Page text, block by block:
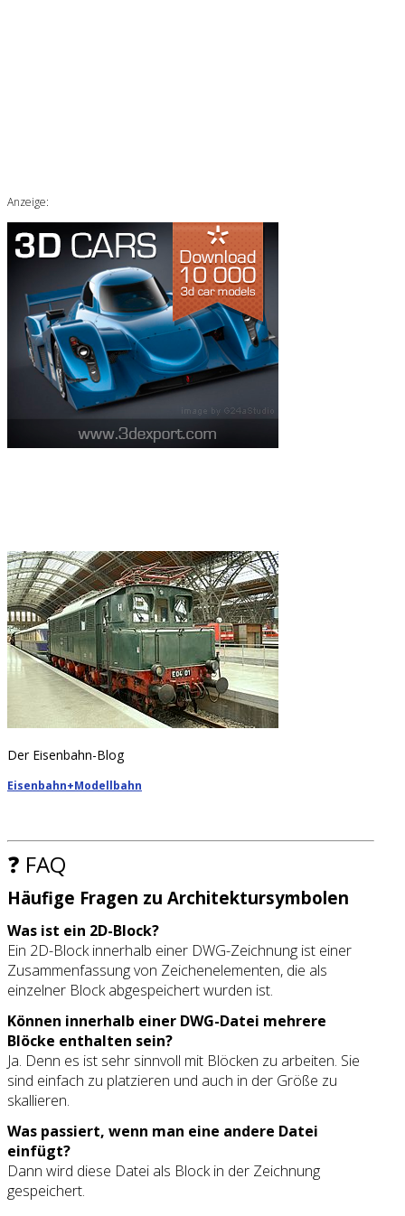
Anzeige:
Der Eisenbahn-Blog
Eisenbahn+Modellbahn
❓ FAQ
Häufige Fragen zu Architektursymbolen
Was ist ein 2D-Block?
Ein 2D-Block innerhalb einer DWG-Zeichnung ist einer
Zusammenfassung von Zeichenelementen, die als
einzelner Block abgespeichert wurden ist.
Können innerhalb einer DWG-Datei mehrere
Blöcke enthalten sein?
Ja. Denn es ist sehr sinnvoll mit Blöcken zu arbeiten. Sie
sind einfach zu platzieren und auch in der Größe zu
skallieren.
Was passiert, wenn man eine andere Datei
einfügt?
Dann wird diese Datei als Block in der Zeichnung
gespeichert.